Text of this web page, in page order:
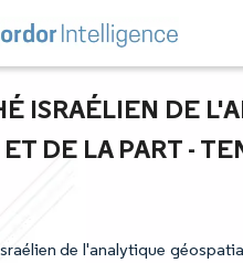
ISRAÉLIEN DE
DE LA PART -
de l'analytique